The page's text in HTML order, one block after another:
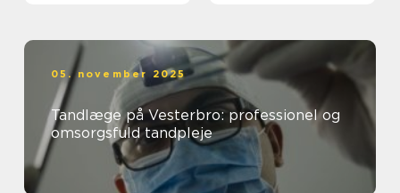
05. november 2025
Tandlæge på Vesterbro: professionel og
omsorgsfuld tandpleje